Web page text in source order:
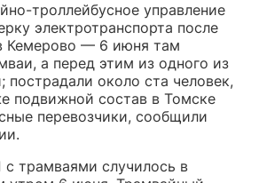
троллейбусное управление
электротранспорта после
Кемерово — 6 июня там
а перед этим из одного из
пострадали около ста человек,
подвижной состав в Томске
перевозчики, сообщили
трамваями случилось в